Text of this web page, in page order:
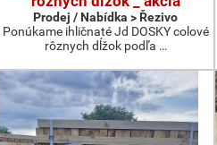
Prodej / Nabídka > Řezivo
Ponúkame ihličnaté Jd DOSKY colové
rôznych dĺžok podľa …